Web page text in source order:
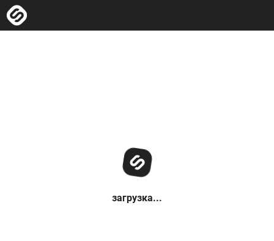
загрузка...